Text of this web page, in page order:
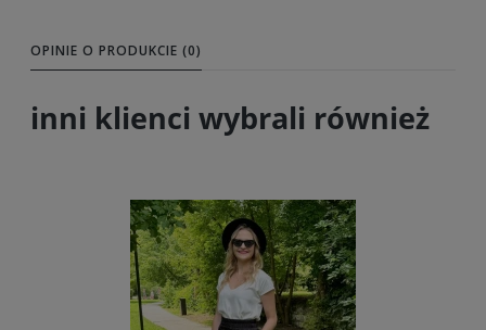
OPINIE O PRODUKCIE (0)
inni klienci wybrali również